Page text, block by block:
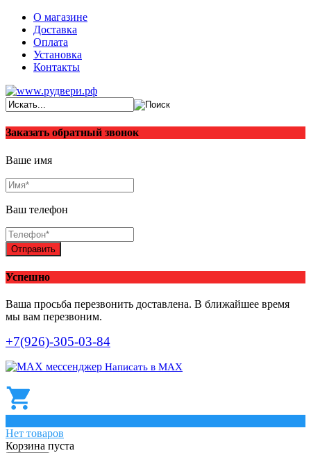
О магазине
Доставка
Оплата
Установка
Контакты
Заказать обратный звонок
Ваше имя
Ваш телефон
Отправить
Успешно
Ваша просьба перезвонить доставлена. В ближайшее время
мы вам перезвоним.
+7(926)-305-03-84
Написать в МАХ
Нет товаров
Корзина пуста